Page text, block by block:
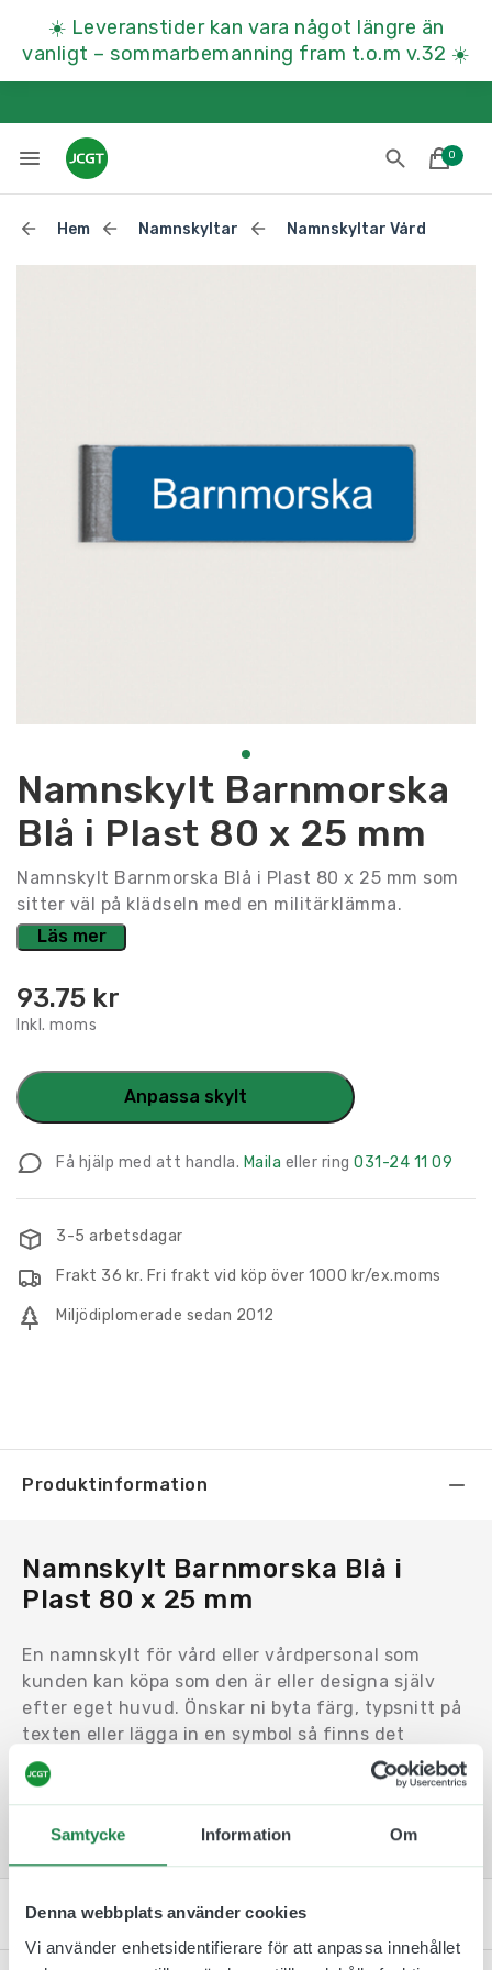
Samtycke Information Om
Denna webbplats använder cookies
Vi använder enhetsidentifierare för att anpassa innehållet
☀️ Leveranstider kan vara något längre än
vanligt – sommarbemanning fram t.o.m v.32 ☀️
0
Till kassan
Hem Namnskyltar Namnskyltar Vård
Namnskylt Barnmorska
Blå i Plast 80 x 25 mm
Namnskylt Barnmorska Blå i Plast 80 x 25 mm som
sitter väl på klädseln med en militärklämma.
Läs mer
93.75 kr
Inkl. moms
Anpassa skylt
Få hjälp med att handla. Maila eller ring 031-24 11 09
3-5 arbetsdagar
Frakt 36 kr. Fri frakt vid köp över 1000 kr/ex.moms
Miljödiplomerade sedan 2012
Produktinformation
Namnskylt Barnmorska Blå i
Plast 80 x 25 mm
En namnskylt för vård eller vårdpersonal som
kunden kan köpa som den är eller designa själv
efter eget huvud. Önskar ni byta färg, typsnitt på
texten eller lägga in en symbol så finns det
möjligheter till det. En namnbricka vården fästs
vanligtvis på klädseln med en militärklämma, men
Kontakta oss